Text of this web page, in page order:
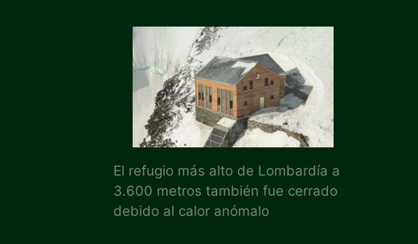
El refugio más alto de Lombardía a
3.600 metros también fue cerrado
debido al calor anómalo